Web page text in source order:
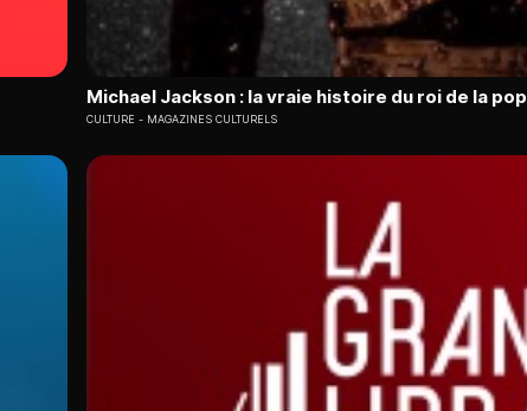
Michael Jackson : la vraie histoire du roi de la pop
CULTURE MAGAZINES CULTURELS